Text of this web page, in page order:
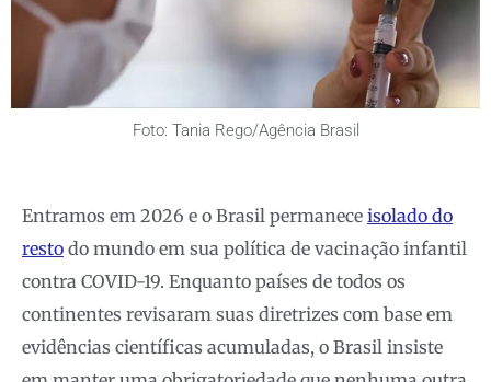
Foto: Tania Rego/Agência Brasil
Entramos em 2026 e o Brasil permanece isolado do
resto do mundo em sua política de vacinação infantil
contra COVID-19. Enquanto países de todos os
continentes revisaram suas diretrizes com base em
evidências científicas acumuladas, o Brasil insiste